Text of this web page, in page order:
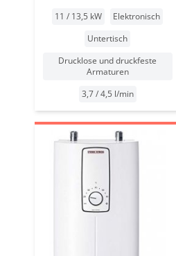
11 / 13,5 kW
Elektronisch
Untertisch
Drucklose und druckfeste
Armaturen
3,7 / 4,5 l/min